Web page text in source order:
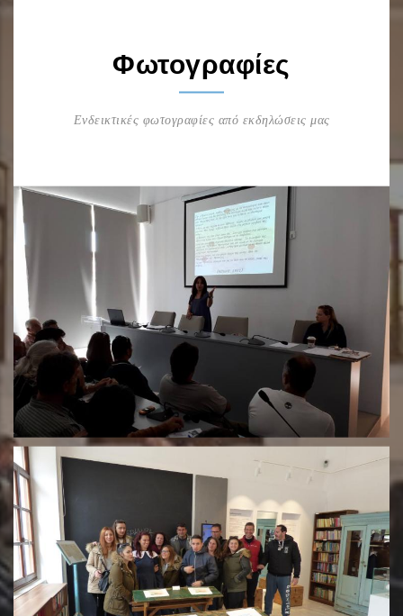
Φωτογραφίες
Ενδεικτικές φωτογραφίες από εκδηλώσεις μας